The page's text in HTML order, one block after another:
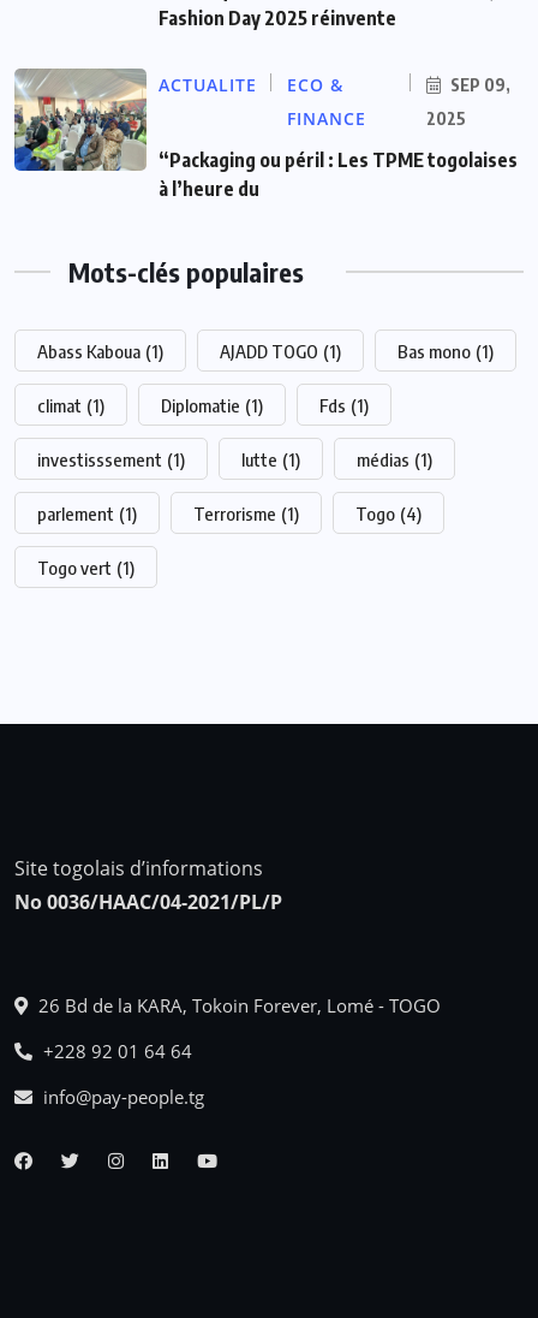
Fashion Day 2025 réinvente
ACTUALITE
ECO &
FINANCE
SEP 09,
2025
“Packaging ou péril : Les TPME togolaises
à l’heure du
Mots-clés populaires
Abass Kaboua (1) AJADD TOGO (1) Bas mono (1)
climat (1) Diplomatie (1) Fds (1)
investisssement (1) lutte (1) médias (1)
parlement (1) Terrorisme (1) Togo (4)
Togo vert (1)
Site togolais d’informations
No 0036/HAAC/04-2021/PL/P
26 Bd de la KARA, Tokoin Forever, Lomé - TOGO
+228 92 01 64 64
info@pay-people.tg